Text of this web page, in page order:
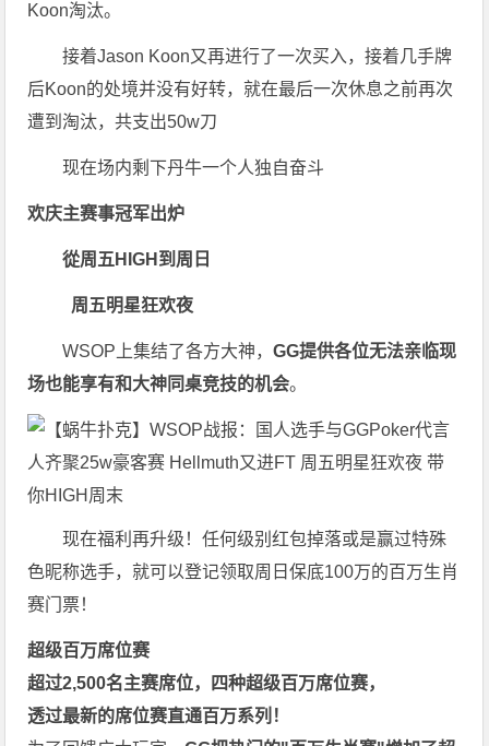
Koon淘汰。
接着Jason Koon又再进行了一次买入，接着几手牌
后Koon的处境并没有好转，就在最后一次休息之前再次
遭到淘汰，共支出50w刀
现在场内剩下丹牛一个人独自奋斗
欢庆主赛事冠军出炉
從周五HIGH到周日
周五明星狂欢夜
WSOP上集结了各方大神，GG提供各位无法亲临现
场也能享有和大神同桌竞技的机会。
现在福利再升级！任何级别红包掉落或是赢过特殊
色昵称选手，就可以登记领取周日保底100万的百万生肖
赛门票！
超级百万席位赛
超过2,500名主赛席位，四种超级百万席位赛，
透过最新的席位赛直通百万系列！